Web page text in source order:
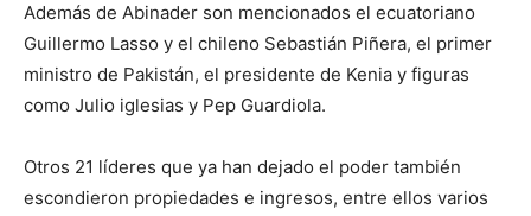
Además de Abinader son mencionados el ecuatoriano
Guillermo Lasso y el chileno Sebastián Piñera, el primer
ministro de Pakistán, el presidente de Kenia y figuras
como Julio iglesias y Pep Guardiola.
Otros 21 líderes que ya han dejado el poder también
escondieron propiedades e ingresos, entre ellos varios